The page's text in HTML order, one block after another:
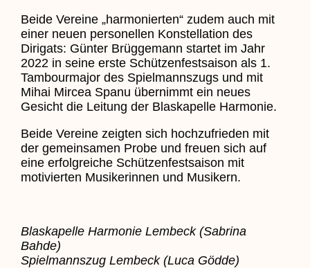
Beide Vereine „harmonierten“ zudem auch mit
einer neuen personellen Konstellation des
Dirigats: Günter Brüggemann startet im Jahr
2022 in seine erste Schützenfestsaison als 1.
Tambourmajor des Spielmannszugs und mit
Mihai Mircea Spanu übernimmt ein neues
Gesicht die Leitung der Blaskapelle Harmonie.
Beide Vereine zeigten sich hochzufrieden mit
der gemeinsamen Probe und freuen sich auf
eine erfolgreiche Schützenfestsaison mit
motivierten Musikerinnen und Musikern.
Blaskapelle Harmonie Lembeck (Sabrina
Bahde)
Spielmannszug Lembeck (Luca Gödde)